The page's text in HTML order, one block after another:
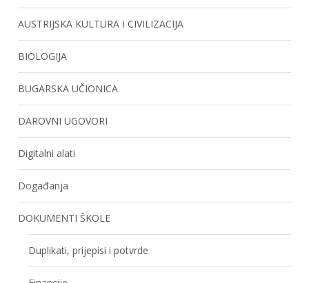
AUSTRIJSKA KULTURA I CIVILIZACIJA
BIOLOGIJA
BUGARSKA UČIONICA
DAROVNI UGOVORI
Digitalni alati
Događanja
DOKUMENTI ŠKOLE
Duplikati, prijepisi i potvrde